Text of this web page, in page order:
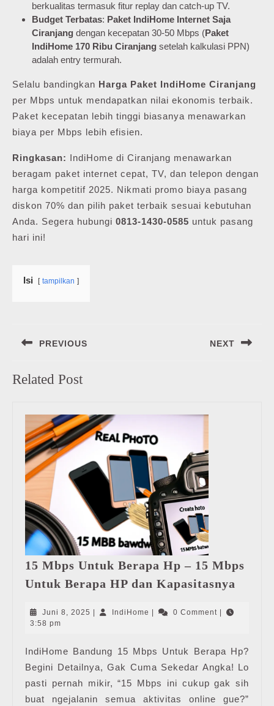
berkualitas termasuk fitur replay dan catch-up TV.
Budget Terbatas: Paket IndiHome Internet Saja
Ciranjang dengan kecepatan 30-50 Mbps (Paket
IndiHome 170 Ribu Ciranjang setelah kalkulasi PPN)
adalah entry termurah.
Selalu bandingkan Harga Paket IndiHome Ciranjang
per Mbps untuk mendapatkan nilai ekonomis terbaik.
Paket kecepatan lebih tinggi biasanya menawarkan
biaya per Mbps lebih efisien.
Ringkasan: IndiHome di Ciranjang menawarkan
beragam paket internet cepat, TV, dan telepon dengan
harga kompetitif 2025. Nikmati promo biaya pasang
diskon 70% dan pilih paket terbaik sesuai kebutuhan
Anda. Segera hubungi 0813-1430-0585 untuk pasang
hari ini!
Isi tampilkan
pos
PREVIOUS
post:
NEXT
Related Post
15 Mbps Untuk Berapa Hp – 15 Mbps
Untuk Berapa HP dan Kapasitasnya
–
15
Mbps
Untuk
Juni 8, 2025 Juni
IndiHome IndiHome0 Comment
3:58 pm
IndiHome Bandung 15 Mbps Untuk Berapa Hp?
Begini Detailnya, Gak Cuma Sekedar Angka! Lo
pasti pernah mikir, “15 Mbps ini cukup gak sih
buat ngejalanin semua aktivitas online gue?”